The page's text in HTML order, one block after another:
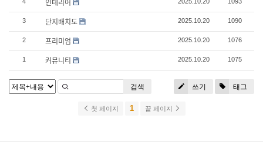
인테리어
3 단지배치도 2025.10.20 1090
2 프리미엄 2025.10.20 1076
1 커뮤니티 2025.10.20 1075
쓰기 태그
검색
첫 페이지 1 끝 페이지